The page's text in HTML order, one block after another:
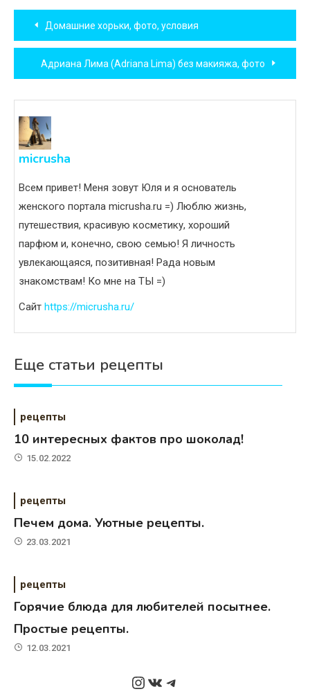
Навигация
по
записям
Домашние хорьки, фото, условия
Адриана Лима (Adriana Lima) без макияжа, фото
micrusha
Всем привет! Меня зовут Юля и я основатель
женского портала micrusha.ru =) Люблю жизнь,
путешествия, красивую косметику, хороший
парфюм и, конечно, свою семью! Я личность
увлекающаяся, позитивная! Рада новым
знакомствам! Ко мне на ТЫ =)
Сайт https://micrusha.ru/
Еще статьи рецепты
рецепты
10 интересных фактов про шоколад!
15.02.2022
рецепты
Печем дома. Уютные рецепты.
23.03.2021
рецепты
Горячие блюда для любителей посытнее.
Простые рецепты.
12.03.2021
Instagram
ВКонтакте
Telegram